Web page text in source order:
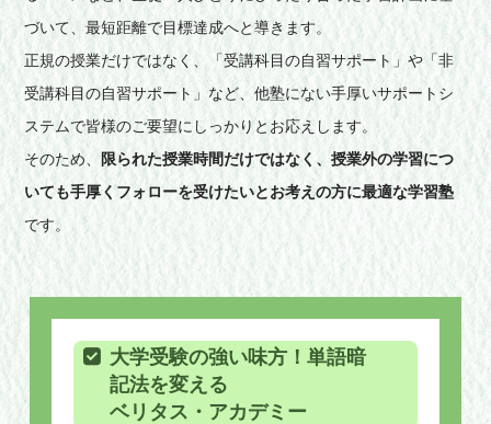
づいて、最短距離で目標達成へと導きます。
正規の授業だけではなく、「受講科目の自習サポート」や「非
受講科目の自習サポート」など、他塾にない手厚いサポートシ
ステムで皆様のご要望にしっかりとお応えします。
そのため、限られた授業時間だけではなく、授業外の学習につ
いても手厚くフォローを受けたいとお考えの方に最適な学習塾
です。
大学受験の強い味方！単語暗
記法を変える
ベリタス・アカデミー